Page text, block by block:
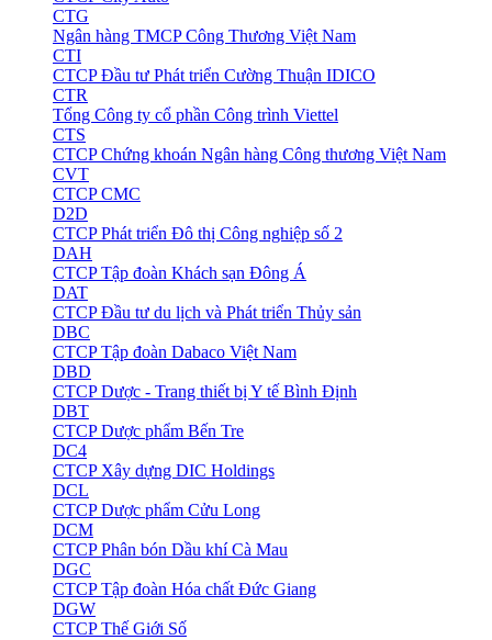
CTG
Ngân hàng TMCP Công Thương Việt Nam
CTI
CTCP Đầu tư Phát triển Cường Thuận IDICO
CTR
Tổng Công ty cổ phần Công trình Viettel
CTS
CTCP Chứng khoán Ngân hàng Công thương Việt Nam
CVT
CTCP CMC
D2D
CTCP Phát triển Đô thị Công nghiệp số 2
DAH
CTCP Tập đoàn Khách sạn Đông Á
DAT
CTCP Đầu tư du lịch và Phát triển Thủy sản
DBC
CTCP Tập đoàn Dabaco Việt Nam
DBD
CTCP Dược - Trang thiết bị Y tế Bình Định
DBT
CTCP Dược phẩm Bến Tre
DC4
CTCP Xây dựng DIC Holdings
DCL
CTCP Dược phẩm Cửu Long
DCM
CTCP Phân bón Dầu khí Cà Mau
DGC
CTCP Tập đoàn Hóa chất Đức Giang
DGW
CTCP Thế Giới Số